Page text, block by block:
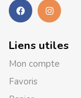
Liens utiles
Mon compte
Favoris